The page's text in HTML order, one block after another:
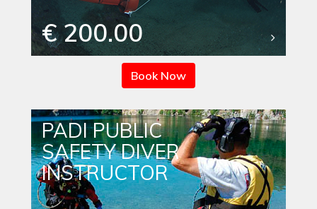
€ 200.00
Book Now
PADI PUBLIC
SAFETY DIVER
INSTRUCTOR